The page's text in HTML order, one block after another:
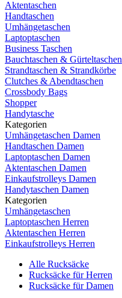
Aktentaschen
Handtaschen
Umhängetaschen
Laptoptaschen
Business Taschen
Bauchtaschen & Gürteltaschen
Strandtaschen & Strandkörbe
Clutches & Abendtaschen
Crossbody Bags
Shopper
Handytasche
Kategorien
Umhängetaschen Damen
Handtaschen Damen
Laptoptaschen Damen
Aktentaschen Damen
Einkaufstrolleys Damen
Handytaschen Damen
Kategorien
Umhängetaschen
Laptoptaschen Herren
Aktentaschen Herren
Einkaufstrolleys Herren
Alle Rucksäcke
Rucksäcke für Herren
Rucksäcke für Damen